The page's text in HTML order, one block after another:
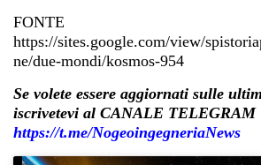
FONTE
https://sites.google.com/view/
ne/due-mondi/kosmos-954
Se volete essere aggiornati sulle
iscrivetevi al CANALE TELEGRAM
https://t.me/NogeoingegneriaNews